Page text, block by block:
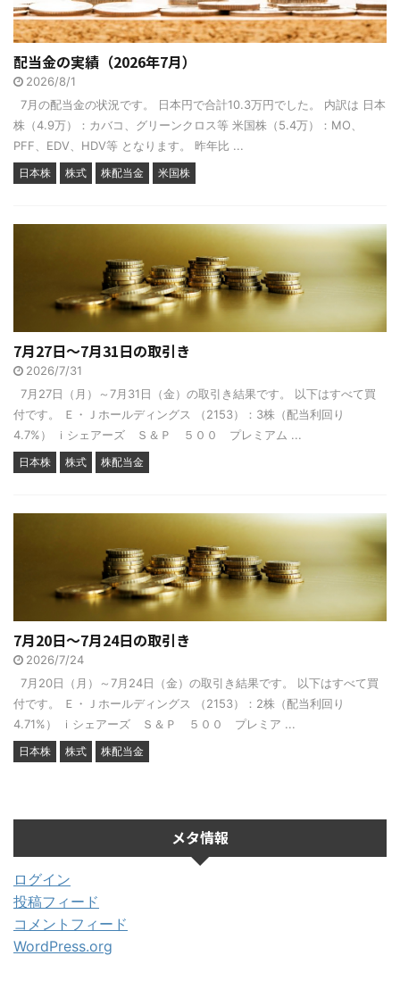
配当金の実績（2026年7月）
2026/8/1
7月の配当金の状況です。 日本円で合計10.3万円でした。 内訳は 日本
株（4.9万）：カバコ、グリーンクロス等 米国株（5.4万）：MO、
PFF、EDV、HDV等 となります。 昨年比 ...
日本株 株式 株配当金 米国株
7月27日～7月31日の取引き
2026/7/31
7月27日（月）～7月31日（金）の取引き結果です。 以下はすべて買
付です。 Ｅ・Ｊホールディングス （2153）：3株（配当利回り
4.7%） ｉシェアーズ Ｓ＆Ｐ ５００ プレミアム ...
日本株 株式 株配当金
7月20日～7月24日の取引き
2026/7/24
7月20日（月）～7月24日（金）の取引き結果です。 以下はすべて買
付です。 Ｅ・Ｊホールディングス （2153）：2株（配当利回り
4.71%） ｉシェアーズ Ｓ＆Ｐ ５００ プレミア ...
日本株 株式 株配当金
メタ情報
ログイン
投稿フィード
コメントフィード
WordPress.org